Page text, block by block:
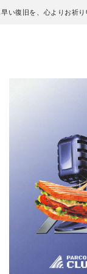
い復旧を、心よりお祈り